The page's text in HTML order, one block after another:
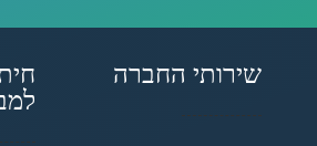
שירותי החברה